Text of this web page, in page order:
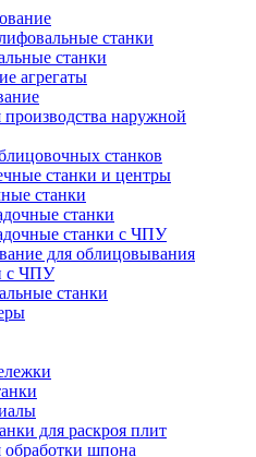
станки
станки
агрегаты
наружной
станков
станки и центры
станки
станки
станки с ЧПУ
для облицовывания
с ЧПУ
станки
для раскроя плит
обработки шпона